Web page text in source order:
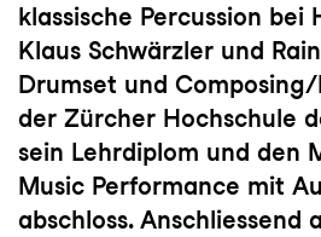
klassische Percussion bei
Klaus Schwärzler und
Drumset und
der Zürcher Hochschule
sein Lehrdiplom und den
Music Performance mit
abschloss. Anschliessend